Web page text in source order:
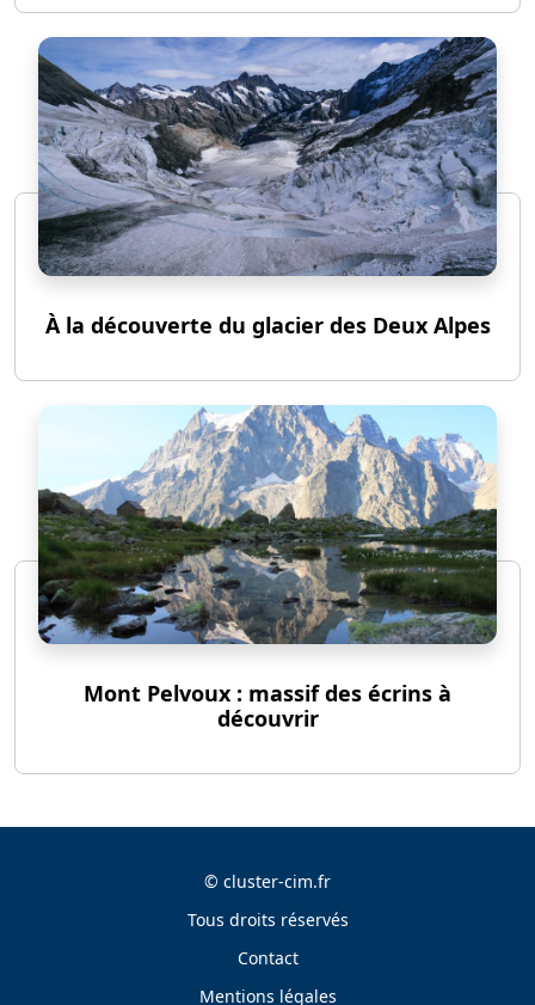
À la découverte du glacier des Deux Alpes
Mont Pelvoux : massif des écrins à
découvrir
© cluster-cim.fr
Tous droits réservés
Contact
Mentions légales